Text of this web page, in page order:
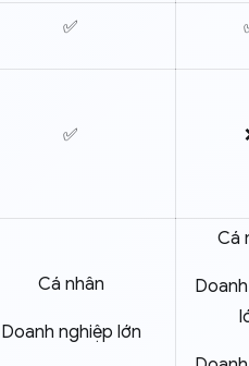
✅
✅
Cá nhân
Doanh nghiệp lớn
Cá